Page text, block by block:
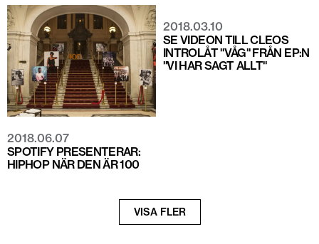
2018.06.07
SPOTIFY PRESENTERAR:
HIPHOP NÄR DEN ÄR 100
2018.03.10
SE VIDEON TILL CLEOS
INTROLÅT "VÅG" FRÅN EP:N
"VI HAR SAGT ALLT"
VISA FLER
Nästa
sida